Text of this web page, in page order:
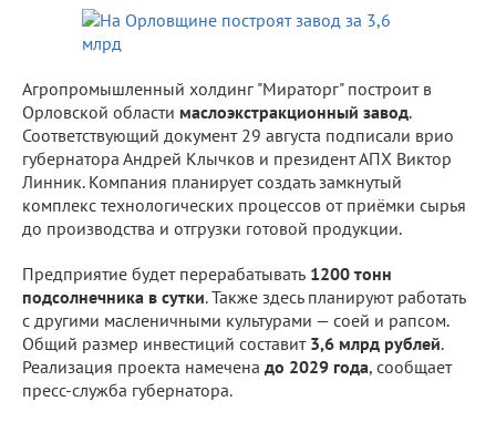
Агропромышленный холдинг "Мираторг" построит в
Орловской области маслоэкстракционный завод.
Соответствующий документ 29 августа подписали врио
губернатора Андрей Клычков и президент АПХ Виктор
Линник. Компания планирует создать замкнутый
комплекс технологических процессов от приёмки сырья
до производства и отгрузки готовой продукции.
Предприятие будет перерабатывать 1200 тонн
подсолнечника в сутки. Также здесь планируют работать
с другими масленичными культурами — соей и рапсом.
Общий размер инвестиций составит3,6 млрд рублей.
Реализация проекта намечена до 2029 года, сообщает
пресс-служба губернатора.